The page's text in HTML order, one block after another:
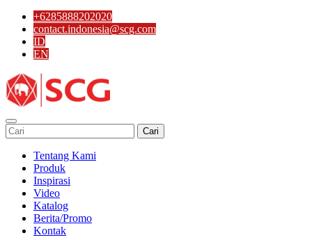
+6285888202020
contact.indonesia@scg.com
ID
EN
Cari
Tentang Kami
Produk
Inspirasi
Video
Katalog
Berita/Promo
Kontak